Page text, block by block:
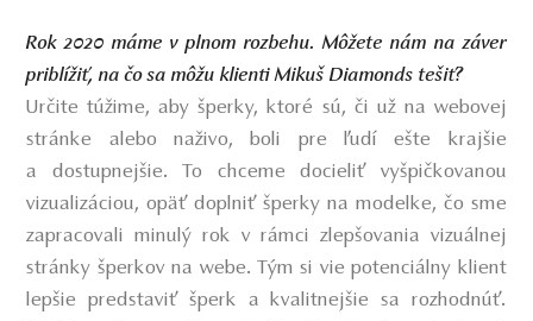
Rok 2020 máme v plnom rozbehu. Môžete nám na záver
priblížiť, na čo sa môžu klienti Mikuš Diamonds tešiť?
Určite túžime, aby šperky, ktoré sú, či už na webovej
stránke alebo naživo, boli pre ľudí ešte krajšie
a dostupnejšie. To chceme docieliť vyšpičkovanou
vizualizáciou, opäť doplniť šperky na modelke, čo sme
zapracovali minulý rok v rámci zlepšovania vizuálnej
stránky šperkov na webe. Tým si vie potenciálny klient
lepšie predstaviť šperk a kvalitnejšie sa rozhodnúť.